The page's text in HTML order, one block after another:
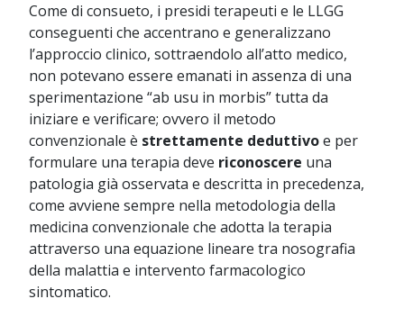
Come di consueto, i presidi terapeuti e le LLGG
conseguenti che accentrano e generalizzano
l’approccio clinico, sottraendolo all’atto medico,
non potevano essere emanati in assenza di una
sperimentazione “ab usu in morbis” tutta da
iniziare e verificare; ovvero il metodo
convenzionale è strettamente deduttivoe per
formulare una terapia deve riconoscere una
patologia già osservata e descritta in precedenza,
come avviene sempre nella metodologia della
medicina convenzionale che adotta la terapia
attraverso una equazione lineare tra nosografia
della malattia e intervento farmacologico
sintomatico.